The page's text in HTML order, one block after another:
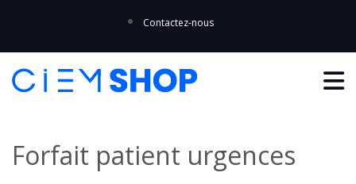
Contactez-nous
Forfait patient urgences